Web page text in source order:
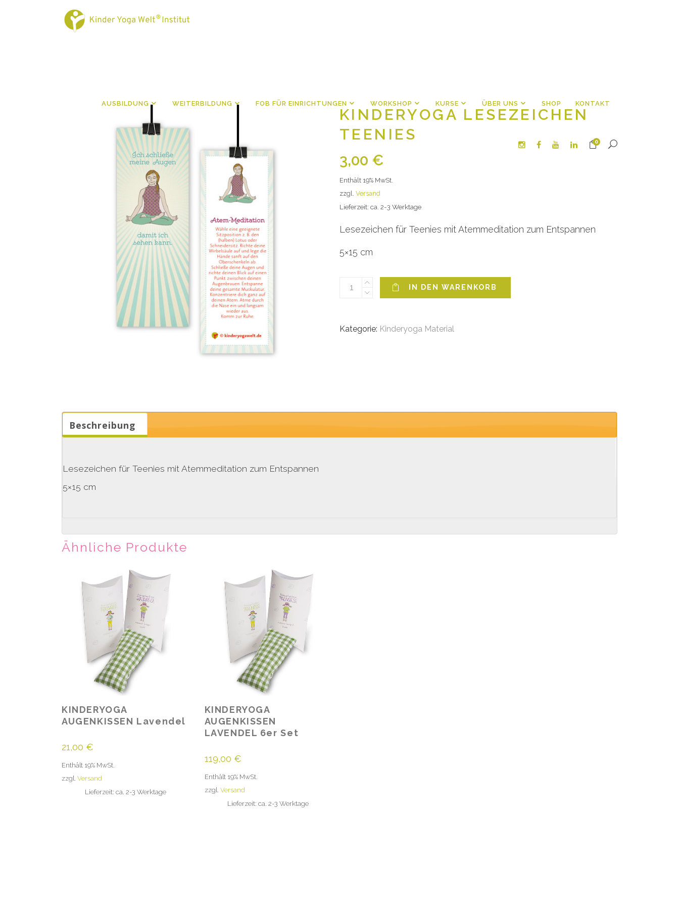
AUSBILDUNG WEITERBILDUNG FOB FÜR EINRICHTUNGEN WORKSHOP KURSE ÜBER UNS SHOP KONTAKT
0
KINDERYOGA LESEZEICHEN
TEENIES
3,00 €
Enthält 19% MwSt.
zzgl. Versand
Lieferzeit: ca. 2-3 Werktage
Lesezeichen für Teenies mit Atemmeditation zum Entspannen
5×15 cm
KINDERYOGA
LESEZEICHEN
IN DEN WARENKORB
Kategorie: Kinderyoga Material
Beschreibung
Lesezeichen für Teenies mit Atemmeditation zum Entspannen
5×15 cm
Ähnliche Produkte
KINDERYOGA
AUGENKISSEN Lavendel
21,00 €
Enthält 19% MwSt.
zzgl. Versand
Lieferzeit: ca. 2-3 Werktage
KINDERYOGA
AUGENKISSEN
LAVENDEL 6er Set
119,00 €
Enthält 19% MwSt.
zzgl. Versand
Lieferzeit: ca. 2-3 Werktage